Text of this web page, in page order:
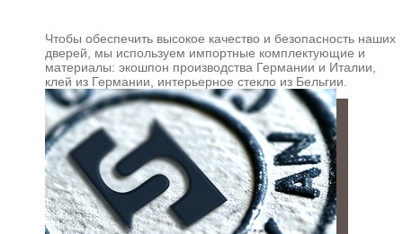
Чтобы обеспечить высокое качество и безопасность наших
дверей, мы используем импортные комплектующие и
материалы: экошпон производства Германии и Италии,
клей из Германии, интерьерное стекло из Бельгии.